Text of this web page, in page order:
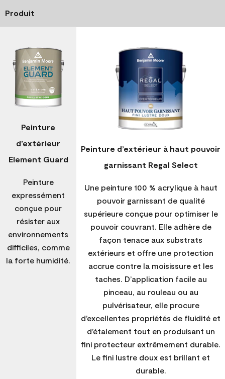
Produit
Peinture
d’extérieur
Element Guard
Peinture
expressément
conçue pour
résister aux
environnements
difficiles, comme
la forte humidité.
Peinture d’extérieur à haut pouvoir
garnissant Regal Select
Une peinture 100 % acrylique à haut
pouvoir garnissant de qualité
supérieure conçue pour optimiser le
pouvoir couvrant. Elle adhère de
façon tenace aux substrats
extérieurs et offre une protection
accrue contre la moisissure et les
taches. D’application facile au
pinceau, au rouleau ou au
pulvérisateur, elle procure
d’excellentes propriétés de fluidité et
d’étalement tout en produisant un
fini protecteur extrêmement durable.
Le fini lustre doux est brillant et
durable.